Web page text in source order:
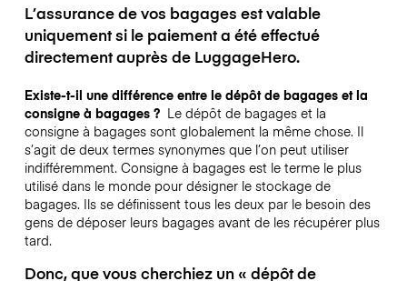
L’assurance de vos bagages est valable
uniquement si le paiement a été effectué
directement auprès de LuggageHero.
Existe-t-il une différence entre le dépôt de bagages et la
consigne à bagages ? Le dépôt de bagages et la
consigne à bagages sont globalement la même chose. Il
s’agit de deux termes synonymes que l’on peut utiliser
indifféremment. Consigne à bagages est le terme le plus
utilisé dans le monde pour désigner le stockage de
bagages. Ils se définissent tous les deux par le besoin des
gens de déposer leurs bagages avant de les récupérer plus
tard.
Donc, que vous cherchiez un « dépôt de